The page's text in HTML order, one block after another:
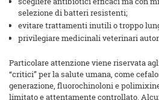
selezione di batteri resistenti;
evitare trattamenti inutili o troppo
privilegiare medicinali veterinari
Particolare attenzione viene riservata
“critici” per la salute umana, come
generazione, fluorochinoloni e
limitato e attentamente controllato.